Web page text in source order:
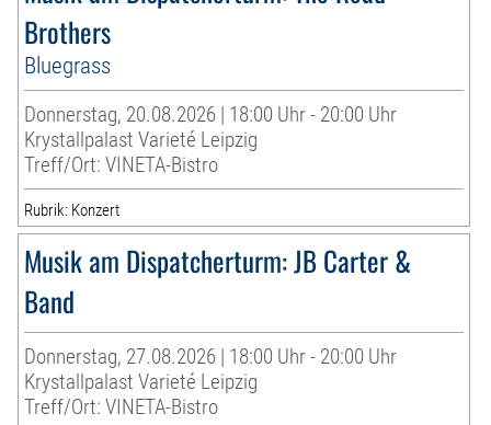
Brothers
Bluegrass
Donnerstag, 20.08.2026 | 18:00 Uhr - 20:00 Uhr
Krystallpalast Varieté Leipzig
Treff/Ort: VINETA-Bistro
Rubrik: Konzert
Musik am Dispatcherturm: JB Carter &
Band
Donnerstag, 27.08.2026 | 18:00 Uhr - 20:00 Uhr
Krystallpalast Varieté Leipzig
Treff/Ort: VINETA-Bistro